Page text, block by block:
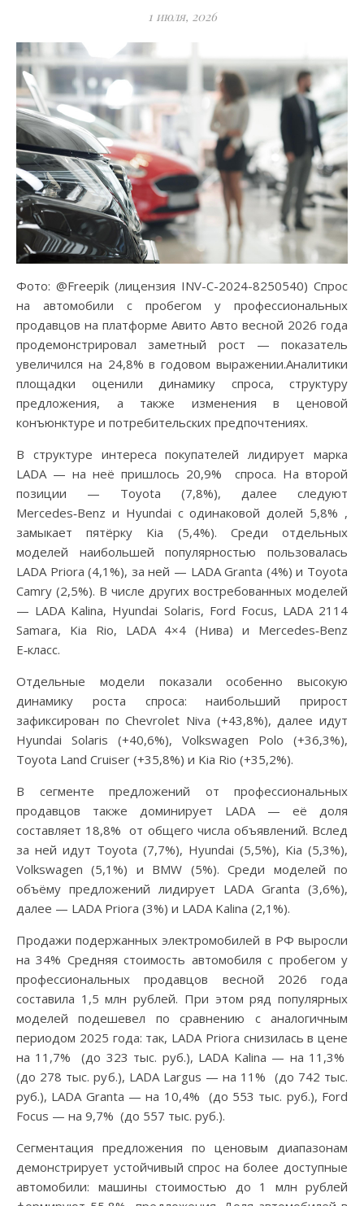
1 июля, 2026
Фото: @Freepik (лицензия INV-C-2024-8250540) Спрос
на автомобили с пробегом у профессиональных
продавцов на платформе Авито Авто весной 2026 года
продемонстрировал заметный рост — показатель
увеличился на 24,8% в годовом выражении.Аналитики
площадки оценили динамику спроса, структуру
предложения, а также изменения в ценовой
конъюнктуре и потребительских предпочтениях.
В структуре интереса покупателей лидирует марка
LADA — на неё пришлось 20,9% спроса. На второй
позиции — Toyota (7,8%), далее следуют
Mercedes‑Benz и Hyundai с одинаковой долей 5,8% ,
замыкает пятёрку Kia (5,4%). Среди отдельных
моделей наибольшей популярностью пользовалась
LADA Priora (4,1%), за ней — LADA Granta (4%) и Toyota
Camry (2,5%). В числе других востребованных моделей
— LADA Kalina, Hyundai Solaris, Ford Focus, LADA 2114
Samara, Kia Rio, LADA 4×4 (Нива) и Mercedes‑Benz
E‑класс.
Отдельные модели показали особенно высокую
динамику роста спроса: наибольший прирост
зафиксирован по Chevrolet Niva (+43,8%), далее идут
Hyundai Solaris (+40,6%), Volkswagen Polo (+36,3%),
Toyota Land Cruiser (+35,8%) и Kia Rio (+35,2%).
В сегменте предложений от профессиональных
продавцов также доминирует LADA — её доля
составляет 18,8% от общего числа объявлений. Вслед
за ней идут Toyota (7,7%), Hyundai (5,5%), Kia (5,3%),
Volkswagen (5,1%) и BMW (5%). Среди моделей по
объёму предложений лидирует LADA Granta (3,6%),
далее — LADA Priora (3%) и LADA Kalina (2,1%).
Продажи подержанных электромобилей в РФ выросли
на 34% Средняя стоимость автомобиля с пробегом у
профессиональных продавцов весной 2026 года
составила 1,5 млн рублей. При этом ряд популярных
моделей подешевел по сравнению с аналогичным
периодом 2025 года: так, LADA Priora снизилась в цене
на 11,7% (до 323 тыс. руб.), LADA Kalina — на 11,3%
(до 278 тыс. руб.), LADA Largus — на 11% (до 742 тыс.
руб.), LADA Granta — на 10,4% (до 553 тыс. руб.), Ford
Focus — на 9,7% (до 557 тыс. руб.).
Сегментация предложения по ценовым диапазонам
демонстрирует устойчивый спрос на более доступные
автомобили: машины стоимостью до 1 млн рублей